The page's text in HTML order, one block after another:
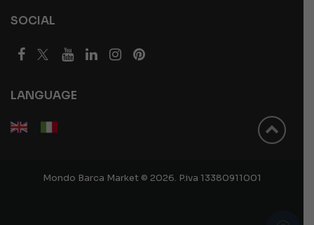
SOCIAL
LANGUAGE
Mondo Barca Market © 2026. P.iva 13380911001